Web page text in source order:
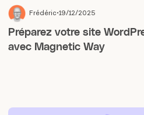
Frédéric 19/12/2025
Préparez votre site
avec Magnetic Way